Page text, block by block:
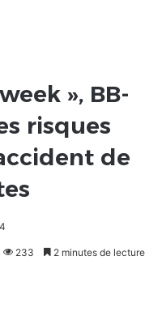
», BB-
risques
de
233 2 minutes de lecture